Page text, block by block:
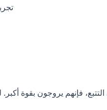
5)
فإنهم يروجون بقوة